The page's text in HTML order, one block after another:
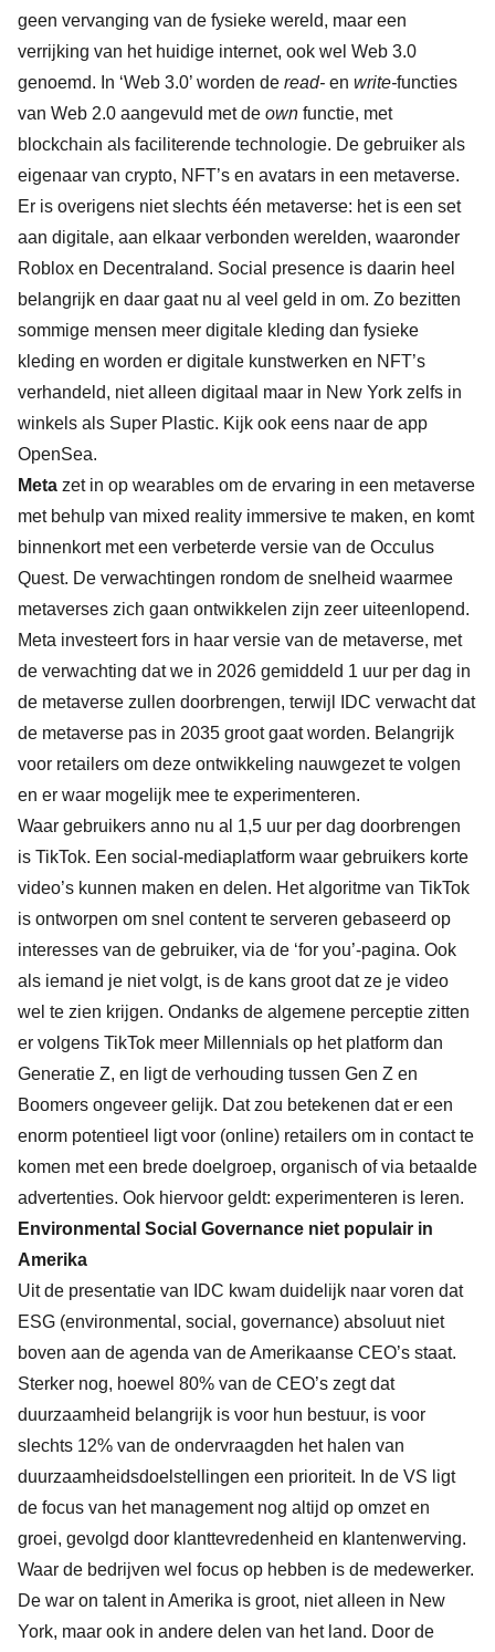
geen vervanging van de fysieke wereld, maar een
verrijking van het huidige internet, ook wel Web 3.0
genoemd. In ‘Web 3.0’ worden de read- en write-functies
van Web 2.0 aangevuld met de own functie, met
blockchain als faciliterende technologie. De gebruiker als
eigenaar van crypto, NFT’s en avatars in een metaverse.
Er is overigens niet slechts één metaverse: het is een set
aan digitale, aan elkaar verbonden werelden, waaronder
Roblox en Decentraland. Social presence is daarin heel
belangrijk en daar gaat nu al veel geld in om. Zo bezitten
sommige mensen meer digitale kleding dan fysieke
kleding en worden er digitale kunstwerken en NFT’s
verhandeld, niet alleen digitaal maar in New York zelfs in
winkels als Super Plastic. Kijk ook eens naar de app
OpenSea.
Meta zet in op wearables om de ervaring in een metaverse
met behulp van mixed reality immersive te maken, en komt
binnenkort met een verbeterde versie van de Occulus
Quest. De verwachtingen rondom de snelheid waarmee
metaverses zich gaan ontwikkelen zijn zeer uiteenlopend.
Meta investeert fors in haar versie van de metaverse, met
de verwachting dat we in 2026 gemiddeld 1 uur per dag in
de metaverse zullen doorbrengen, terwijl IDC verwacht dat
de metaverse pas in 2035 groot gaat worden. Belangrijk
voor retailers om deze ontwikkeling nauwgezet te volgen
en er waar mogelijk mee te experimenteren.
Waar gebruikers anno nu al 1,5 uur per dag doorbrengen
is TikTok. Een social-mediaplatform waar gebruikers korte
video’s kunnen maken en delen. Het algoritme van TikTok
is ontworpen om snel content te serveren gebaseerd op
interesses van de gebruiker, via de ‘for you’-pagina. Ook
als iemand je niet volgt, is de kans groot dat ze je video
wel te zien krijgen. Ondanks de algemene perceptie zitten
er volgens TikTok meer Millennials op het platform dan
Generatie Z, en ligt de verhouding tussen Gen Z en
Boomers ongeveer gelijk. Dat zou betekenen dat er een
enorm potentieel ligt voor (online) retailers om in contact te
komen met een brede doelgroep, organisch of via betaalde
advertenties. Ook hiervoor geldt: experimenteren is leren.
Environmental Social Governance niet populair in
Amerika
Uit de presentatie van IDC kwam duidelijk naar voren dat
ESG (environmental, social, governance) absoluut niet
boven aan de agenda van de Amerikaanse CEO’s staat.
Sterker nog, hoewel 80% van de CEO’s zegt dat
duurzaamheid belangrijk is voor hun bestuur, is voor
slechts 12% van de ondervraagden het halen van
duurzaamheidsdoelstellingen een prioriteit. In de VS ligt
de focus van het management nog altijd op omzet en
groei, gevolgd door klanttevredenheid en klantenwerving.
Waar de bedrijven wel focus op hebben is de medewerker.
De war on talent in Amerika is groot, niet alleen in New
York, maar ook in andere delen van het land. Door de